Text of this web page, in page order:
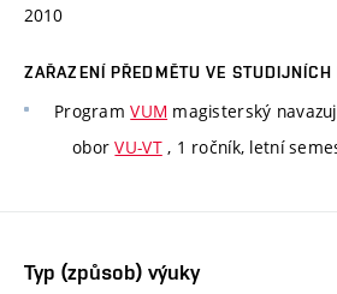
2010
ZAŘAZENÍ PŘEDMĚTU VE STUDIJNÍCH
ProgramVUM magisterský
oborVU-VT, 1 ročník, letní
Typ (způsob) výuky